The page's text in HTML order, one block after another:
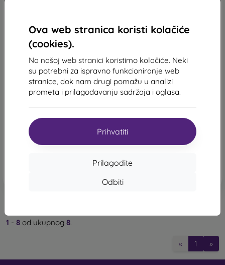
Ova web stranica koristi kolačiće
(cookies).
Na našoj web stranici koristimo kolačiće. Neki
su potrebni za ispravno funkcioniranje web
stranice, dok nam drugi pomažu u analizi
prometa i prilagođavanju sadržaja i oglasa.
Prihvatiti
Prilagodite
Odbiti
Nintendo Switch Lite, žuti
224,90 €
Nintendo Switch (OLED
model), neonski
Na zalihi > 5 komada
1 - 8 od ukupnog 8.
« 1 »